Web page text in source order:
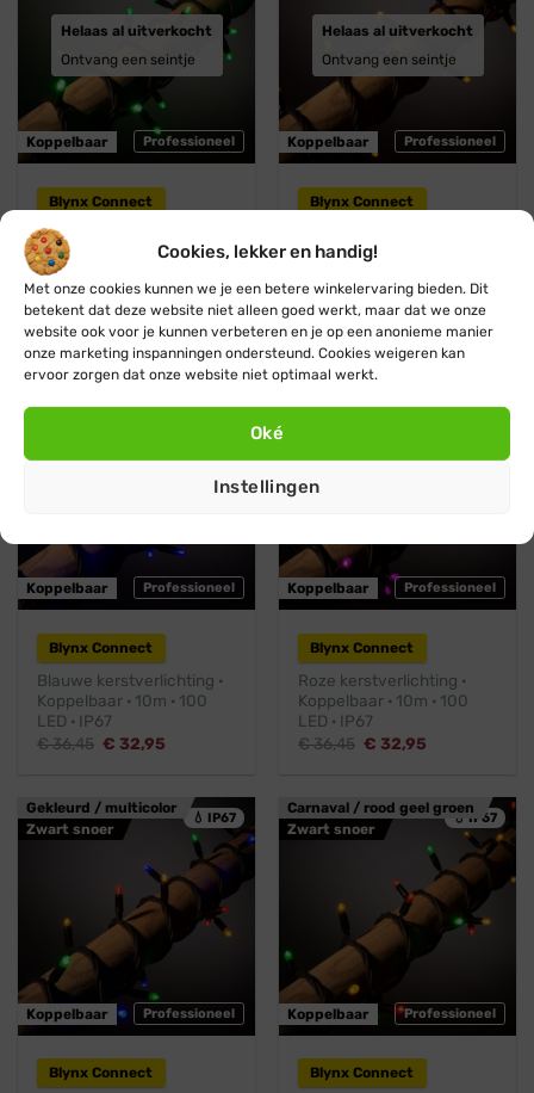
Cookies, lekker en handig!
Met onze cookies kunnen we je een betere winkelervaring bieden. Dit
betekent dat deze website niet alleen goed werkt, maar dat we onze
website ook voor je kunnen verbeteren en je op een anonieme manier
onze marketing inspanningen ondersteund. Cookies weigeren kan
ervoor zorgen dat onze website niet optimaal werkt.
Oké
Instellingen
Professioneel
Koppelbaar
Helaas al uitverkocht
Ontvang een seintje
Blynx Connect
Groene kerstverlichting ·
Koppelbaar · 10m · 100
LED · IP67
€41,45 Oorspronkelijke
prijs
was:
€ 41,45.
€37,45Huidige
prijs
is:
€ 37,45.
Professioneel
Koppelbaar
Helaas al uitverkocht
Ontvang een seintje
Blynx Connect
kerstverlichting ·
LED · IP67
€36,45 Oorspronkelijke
prijs
was:
€ 36,45.
€32,95Huidige
prijs
is:
€ 32,95.
Blauw
Zwart snoer
Professioneel
Koppelbaar
Blynx Connect
Blauwe kerstverlichting ·
Koppelbaar · 10m · 100
LED · IP67
€36,45 Oorspronkelijke
€ 32,95
Roze / paars
Zwart snoer
Professioneel
Koppelbaar
Blynx Connect
Roze kerstverlichting ·
Koppelbaar · 10m · 100
LED · IP67
€36,45 Oorspronkelijke
€ 32,95
💧 IP67
Professioneel
Gekleurd / multicolor
Zwart snoer
Koppelbaar
Blynx Connect
💧 IP67
Carnaval / rood geel groen
Zwart snoer
Professioneel
Koppelbaar
Blynx Connect